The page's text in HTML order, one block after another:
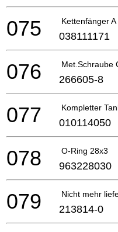
Kettenfänger A
075 038111171
Met.Schraube
076 266605-8
Kompletter
077 010114050
O-Ring 28x3
078 963228030
Nicht mehr
079 213814-0